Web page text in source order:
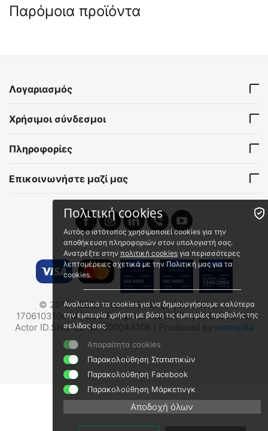
Παρόμοια προϊόντα
Σύστημα Ακινητοποίησης
Κεφαλής - Ενηλίκων
Άμεσα διαθέσιμο
€79.10
Ακινητοποίησης Κεφαλής -
Lifeguard Legfix Σύστημα
Ακινητοποίησης Ποδιών
N6 LH00300
Άμεσα διαθέσιμο
Αποστολή εντός 24 ωρών
(χωρίς ΦΠΑ)
Λογαριασμός
Χρήσιμοι σύνδεσμοι
Πληροφορίες
Επικοινωνήστε μαζί μας
© 2012 - 2026 FirstAidShop.gr. | Αρ. Γ.Ε.Μ.Η:
170610310000 | ΕΟΦ Εταιρεία: 1000007048 | EUDAMED
Actor ID.SNR: EL-IM-000043108 | Produced by momedia
Πολιτική cookies
Αυτός ο ιστότοπος χρησιμοποιεί cookies για την
αποθήκευση πληροφοριών στον υπολογιστή σας.
Ανατρέξτε στην πολιτική cookiesγια περισσότερες
λεπτομέρειες σχετικά με την Πολιτική μας για τα
cookies.
Αναλυτικά τα cookies για να δημιουργήσουμε καλύτερα
την εμπειρία χρήστη με βάση τις εμπειρίες προβολής της
σελίδας σας.
Απαραίτητα cookies
Παρακολούθηση Στατιστικών
Παρακολούθηση Facebook
Παρακολούθηση Μάρκετινγκ
Αποδοχή όλων